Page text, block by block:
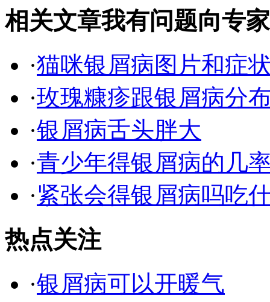
相关文章我有问题向专
·猫咪银屑病图片和症
·玫瑰糠疹跟银屑病分
·银屑病舌头胖大
·青少年得银屑病的几
·紧张会得银屑病吗吃
热点关注
·银屑病可以开暖气